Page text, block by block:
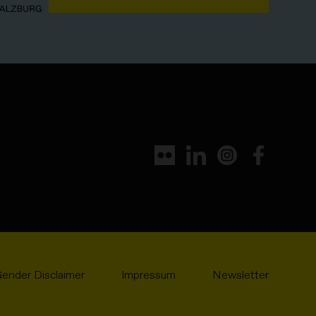
Disclaimer Impressum Newsletter